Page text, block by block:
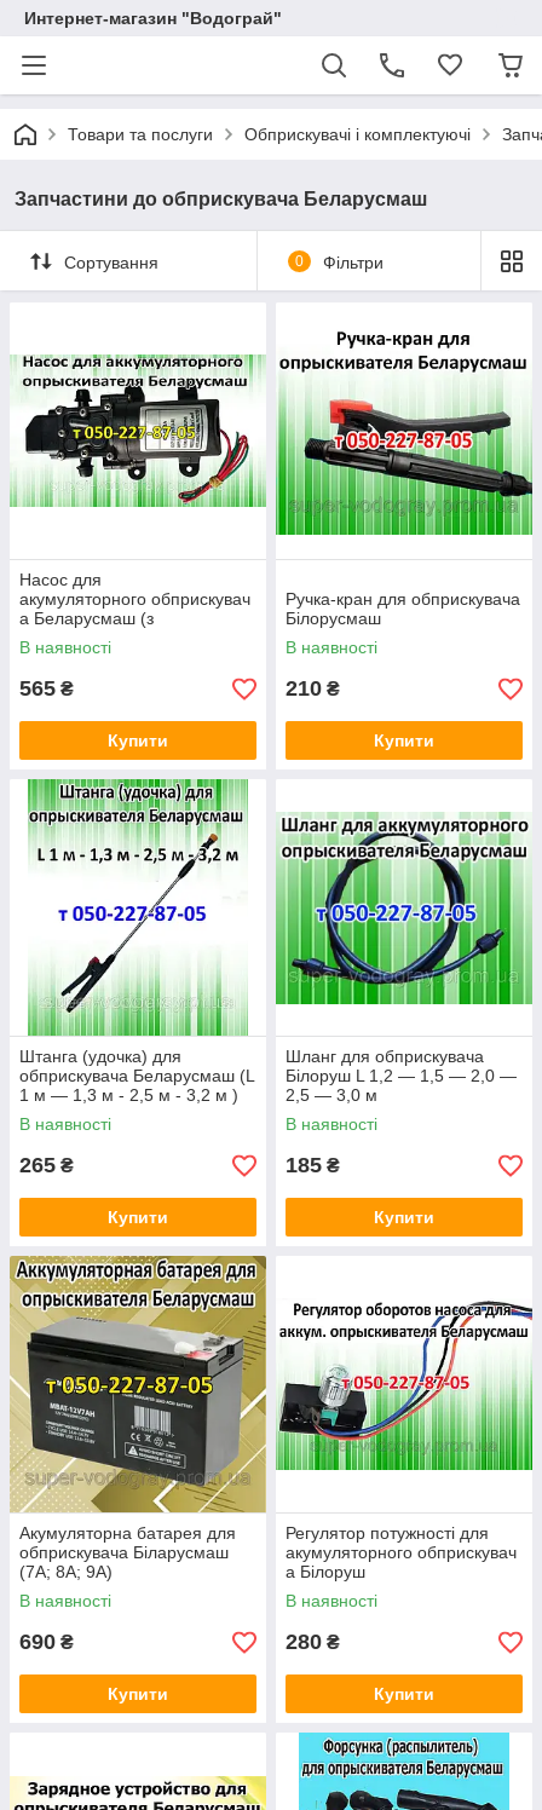
Интернет-магазин "Водограй"
Товари та послуги Обприскувачі і комплектуючі
Запчастини до обприскувача Беларусмаш
Сортування 0 Фільтри
Насос для
акумуляторного обприскувач
а Беларусмаш (з
подарунком)
В наявності
565 ₴
Купити
Ручка-кран для обприскувача
Білорусмаш
В наявності
210 ₴
Купити
Штанга (удочка) для
обприскувача Беларусмаш (L
1 м — 1,3 м - 2,5 м - 3,2 м )
В наявності
265 ₴
Купити
Шланг для обприскувача
Білоруш L 1,2 — 1,5 — 2,0 —
2,5 — 3,0 м
В наявності
185 ₴
Купити
Акумуляторна батарея для
обприскувача Біларусмаш
(7А; 8А; 9А)
В наявності
690 ₴
Купити
Регулятор потужності для
акумуляторного обприскувач
а Білоруш
В наявності
280 ₴
Купити